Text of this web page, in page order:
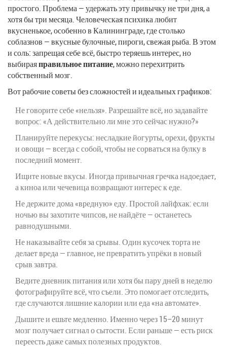
простого. Проблема — удержать эту привычку не три дня, а
хотя бы три месяца. Человеческая психика любит
вкусненькое, особенно в Калининграде, где столько
соблазнов — вкусные булочные, пироги, свежая рыба. В этом
и соль: запрещая себе всё, быстро теряешь интерес, но
выбираяправильное питание, можно перехитрить
собственный мозг.
Вот рабочие советы без сложностей и идеальных графиков:
Не говорите себе «нельзя». Разрешайте всё, но задавайте
вопрос: «А действительно ли мне это сейчас нужно?»
Планируйте перекусы: несладкие йогурты, орехи, фрукты
и овощи — всегда с собой, чтобы не сорваться на булку в
последний момент.
Ищите новые вкусы. Иногда привычная гречка надоедает,
а киноа или чечевица возвращают интерес к еде.
Не держите дома «вредную» еду. Простой лайфхак: если
ночью вы захотите чипсов, не найдёте — останетесь
равнодушными.
Не наказывайте себя за срывы. Один кусочек торта не
делает вреда — главное, не превратить упрёки в новый
срыв завтра.
Ведите дневник питания или хотя бы пару дней в неделю
фотографируйте всё, что съели. Это помогает отследить,
где случаются лишние калории или еда «на автомате».
Дышите и ешьте медленно. Именно через 15–20 минут
мозг получает сигнал о сытости. Если раньше — есть риск
переесть даже самых полезных продуктов.